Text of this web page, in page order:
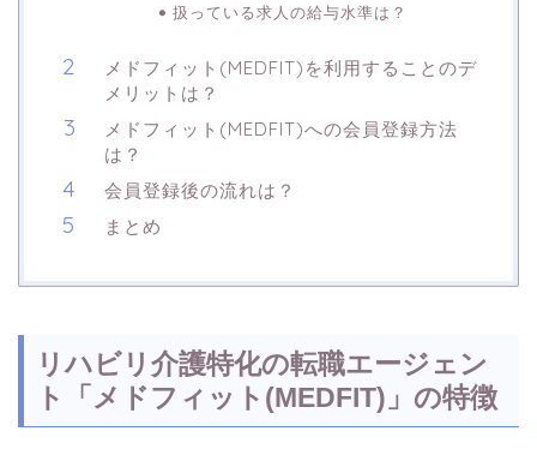
扱っている求人の給与水準は？
メドフィット(MEDFIT)を利用することのデ
メリットは？
メドフィット(MEDFIT)への会員登録方法
は？
会員登録後の流れは？
まとめ
リハビリ介護特化の転職エージェン
ト「メドフィット(MEDFIT)」の特徴